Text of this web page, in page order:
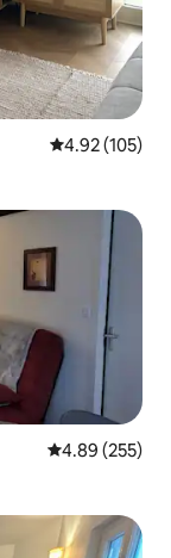
평점 4.92점(5
4.92 (105)
평점 4.89점(5
4.89 (255)